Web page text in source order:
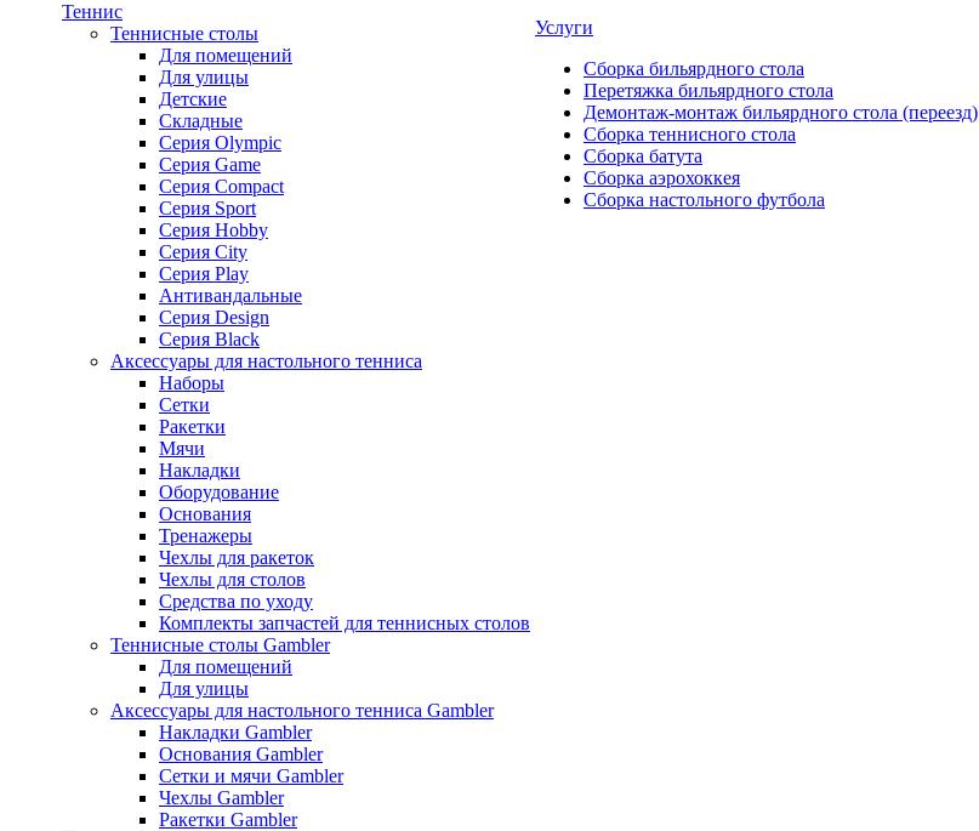
Теннис
Теннисные столы
Для помещений
Для улицы
Детские
Складные
Серия Olympic
Серия Game
Серия Compact
Серия Sport
Серия Hobby
Серия City
Серия Play
Антивандальные
Серия Design
Серия Black
Аксессуары для настольного тенниса
Наборы
Сетки
Ракетки
Мячи
Накладки
Оборудование
Основания
Тренажеры
Чехлы для ракеток
Чехлы для столов
Средства по уходу
Комплекты запчастей для теннисных столов
Теннисные столы Gambler
Для помещений
Для улицы
Аксессуары для настольного тенниса Gambler
Накладки Gambler
Основания Gambler
Сетки и мячи Gambler
Чехлы Gambler
Ракетки Gambler
Услуги
Сборка бильярдного стола
Перетяжка бильярдного стола
Демонтаж-монтаж бильярдного стола (переезд)
Сборка теннисного стола
Сборка батута
Сборка аэрохоккея
Сборка настольного футбола